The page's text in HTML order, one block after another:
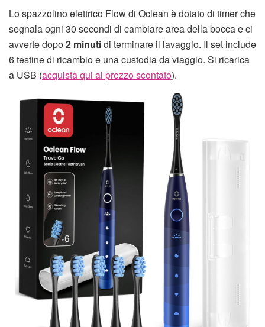
Lo spazzolino elettrico Flow di Oclean è dotato di timer che
segnala ogni 30 secondi di cambiare area della bocca e ci
avverte dopo2 minutidi terminare il lavaggio. Il set include
6 testine di ricambio e una custodia da viaggio. Si ricarica
a USB (acquista qui al prezzo scontato).